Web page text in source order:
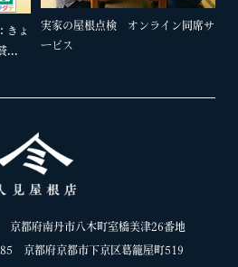
きょ
...
実家の屋根点検 オンライン同席サ
ービス
京都府南丹市八木町室橋美津26番地
京都府京都市下京区葛籠屋町519